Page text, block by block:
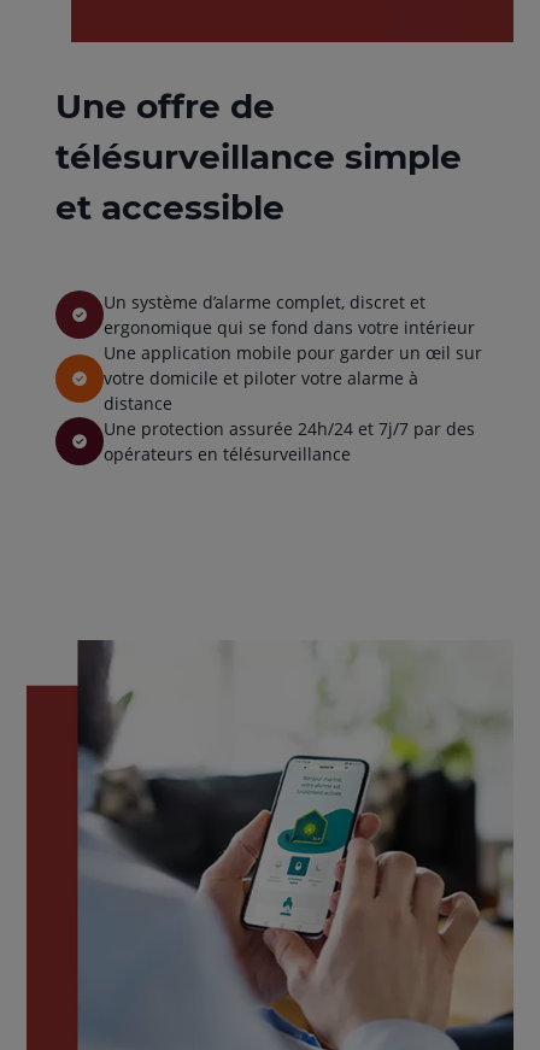
Une offre de
télésurveillance simple
et accessible
Un système d’alarme complet, discret et
ergonomique qui se fond dans votre intérieur
Une application mobile pour garder un œil sur
votre domicile et piloter votre alarme à
distance
Une protection assurée 24h/24 et 7j/7 par des
opérateurs en télésurveillance